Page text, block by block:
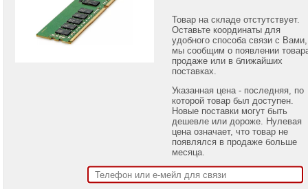
Проекторы
Товар на складе отстутствует.
Оставьте координаты для
удобного способа связи с Вами,
мы сообщим о появлении
продаже или в ближайших
поставках.
Указанная цена - последняя, по
которой товар был доступен.
Новые поставки могут быть
дешевле или дороже. Нулевая
цена означает, что товар не
появлялся в продаже больше
месяца.